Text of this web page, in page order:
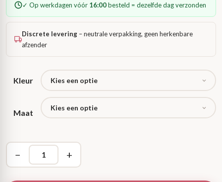
✓ Op werkdagen vóór 16:00besteld = dezelfde dag verzonden
Discrete levering – neutrale verpakking, geen herkenbare
afzender
Kleur
Maat
− +